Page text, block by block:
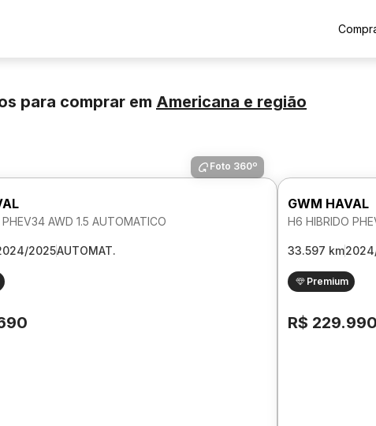
para comprar em Americana e região
Foto 360º
AWD 1.5 AUTOMATICO
2025AUTOMAT.
GWM HAVAL
H6 HIBRIDO
33.597 km
Premium
R$ 229.990